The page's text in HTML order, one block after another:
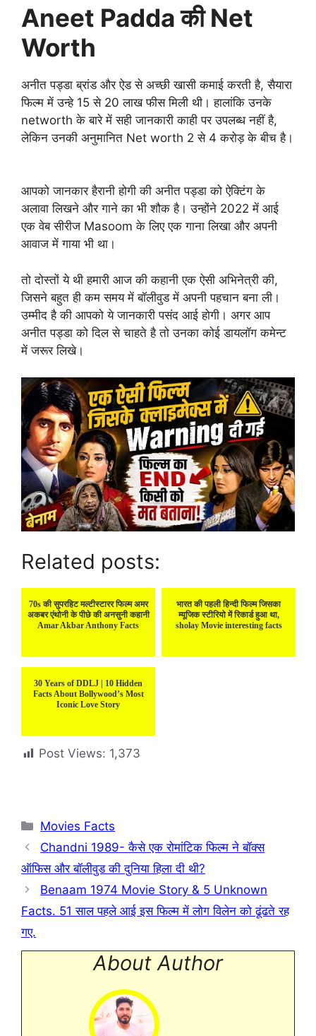
Aneet Padda की Net
Worth
अनीत पड्डा ब्रांड और ऐड से अच्छी खासी कमाई करती है, सैयारा
फिल्म में उन्हे 15 से 20 लाख फीस मिली थी। हालांकि उनके
networth के बारे में सही जानकारी काही पर उपलब्ध नहीं है,
लेकिन उनकी अनुमानित Net worth 2 से 4 करोड़ के बीच है।
आपको जानकार हैरानी होगी की अनीत पड्डा को ऐक्टिंग के
अलावा लिखने और गाने का भी शौक है। उन्होंने 2022 में आई
एक वेब सीरीज Masoom के लिए एक गाना लिखा और अपनी
आवाज में गाया भी था।
तो दोस्तों ये थी हमारी आज की कहानी एक ऐसी अभिनेत्री की,
जिसने बहुत ही कम समय में बॉलीवुड में अपनी पहचान बना ली।
उम्मीद है की आपको ये जानकारी पसंद आई होगी। अगर आप
अनीत पड्डा को दिल से चाहते है तो उनका कोई डायलॉग कमेन्ट
में जरूर लिखे।
Related posts:
70s की सुपरहिट मल्टीस्टारर फिल्म अमर
अकबर एंथोनी के पीछे की अनसुनी कहानी
Amar Akbar Anthony Facts
भारत की पहली हिन्दी फिल्म जिसका
म्यूजिक स्टीरियो में रिकार्ड हुआ था,
sholay Movie interesting facts
30 Years of DDLJ | 10 Hidden
Facts About Bollywood’s Most
Iconic Love Story
Post Views: 1,373
Categories
Movies Facts
Chandni 1989- कैसे एक रोमांटिक फिल्म ने बॉक्स
ऑफिस और बॉलीवुड की दुनिया हिला दी थी?
Benaam 1974 Movie Story & 5 Unknown
Facts. 51 साल पहले आई इस फिल्म में लोग विलेन को ढूंढते रह
गए.
About Author